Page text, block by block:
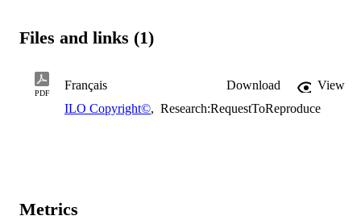
Files and links (1)
PDF
Français Download
View
ILO Copyright©, Research:RequestToReproduce
Metrics